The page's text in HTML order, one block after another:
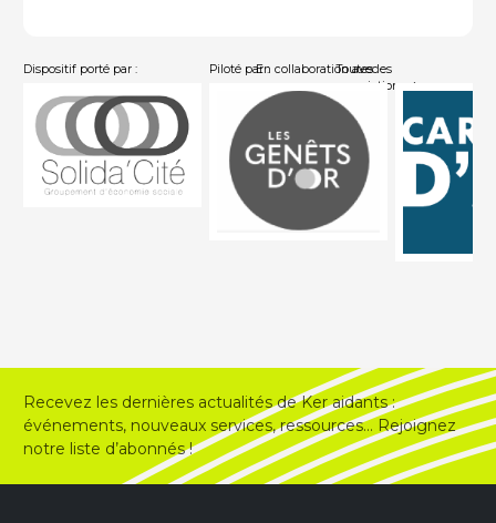
Dispositif porté par : Piloté par :En collaboration avec :
Toutes les
associations
Recevez les dernières actualités de Ker aidants :
événements, nouveaux services, ressources… Rejoignez
notre liste d’abonnés !